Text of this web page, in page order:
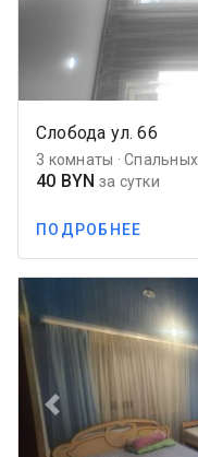
Слобода ул. 66
3 комнаты ·
40 BYN за сутки
ПОДРОБНЕЕ
Previous